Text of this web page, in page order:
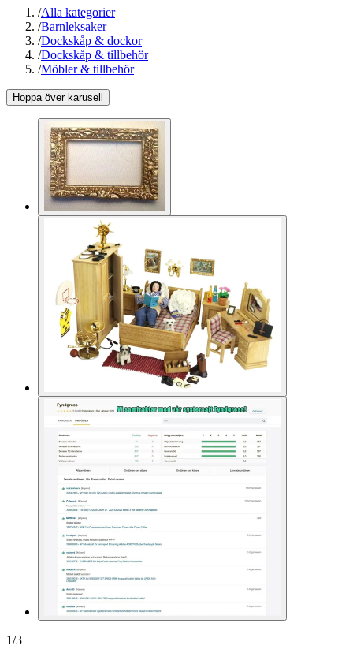
/Alla kategorier
/Barnleksaker
/Dockskåp & dockor
/Dockskåp & tillbehör
/Möbler & tillbehör
Hoppa över karusell
1/3